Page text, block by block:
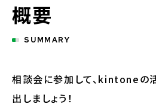
概要
SUMMARY
相談会に参加して、kintoneの
出しましょう！